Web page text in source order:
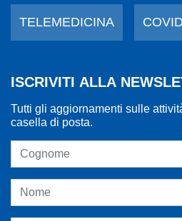
TELEMEDICINA
ISCRIVITI ALLA
Tutti gli aggiornamenti sulle
casella di posta.